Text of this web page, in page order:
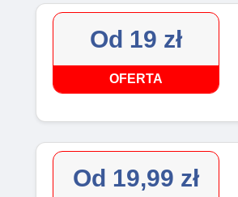
Od 19 zł
OFERTA
Od 19,99 zł